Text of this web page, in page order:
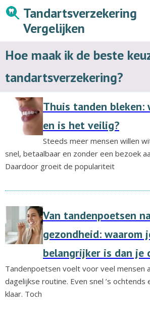
Tandartsverzekering
Vergelijken
Hoe maak ik de beste
tandartsverzekering?
Thuis tanden
en is het veilig?
Steeds meer mensen willen
snel, betaalbaar en zonder een bezoek
Daardoor groeit de populariteit
Van tandenpoetsen
gezondheid: waarom
belangrijker is dan je
Tandenpoetsen voelt voor veel mensen
dagelijkse routine. Even snel ’s ochtends
klaar. Toch